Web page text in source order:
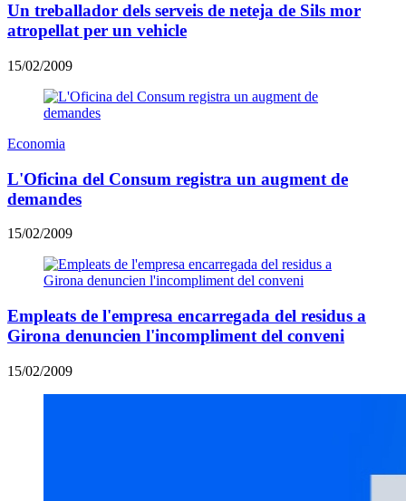
Un treballador dels serveis de neteja de Sils mor
atropellat per un vehicle
15/02/2009
Economia
L'Oficina del Consum registra un augment de
demandes
15/02/2009
Empleats de l'empresa encarregada del residus a
Girona denuncien l'incompliment del conveni
15/02/2009